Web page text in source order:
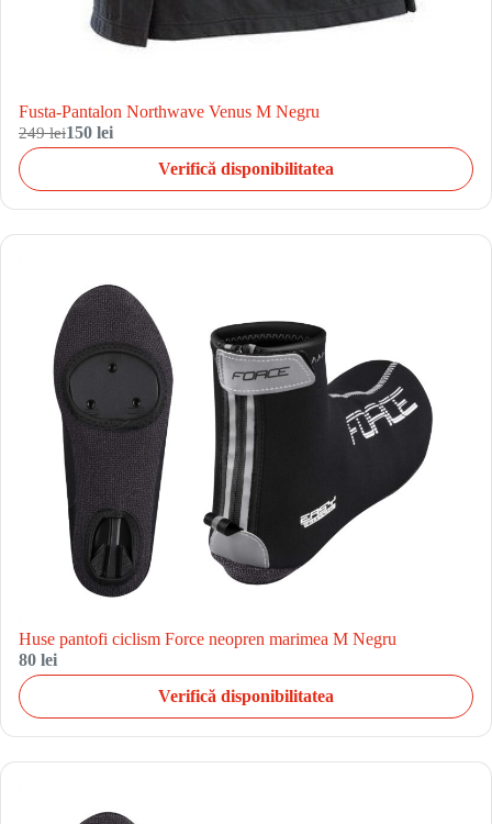
Fusta-Pantalon Northwave Venus M Negru
249 lei150 lei
Verifică disponibilitatea
Huse pantofi ciclism Force neopren marimea M Negru
80 lei
Verifică disponibilitatea